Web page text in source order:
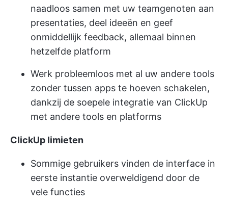
naadloos samen met uw teamgenoten aan
presentaties, deel ideeën en geef
onmiddellijk feedback, allemaal binnen
hetzelfde platform
Werk probleemloos met al uw andere tools
zonder tussen apps te hoeven schakelen,
dankzij de soepele integratie van ClickUp
met andere tools en platforms
ClickUp limieten
Sommige gebruikers vinden de interface in
eerste instantie overweldigend door de
vele functies